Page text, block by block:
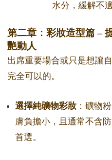
水分，緩解不適
第二章：彩妝造型篇 –
艷動人
出席重要場合或只是想讓
完全可以的。
選擇純礦物彩妝 ：礦物
膚負擔小，且通常不含
首選。